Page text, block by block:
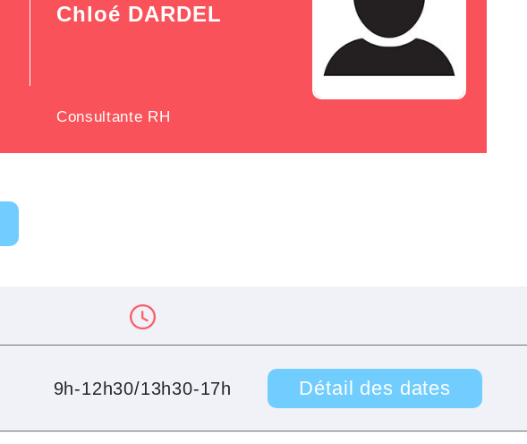
Chloé DARDEL
Consultante RH
9h-12h30/13h30-17h Détail des dates